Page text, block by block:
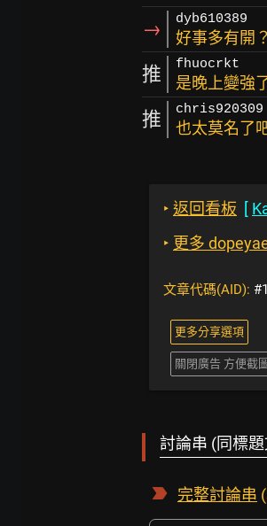
→ dyb610389
好事多有開？
推 fhuocrkt
是晚上變強
推 chris920309
也太莫名了
‣ 返回看板 [
‣ 更多
文章代碼(AID):
更多分享選項
關閉廣告 方便截圖
討論串 (同標
完整討論串